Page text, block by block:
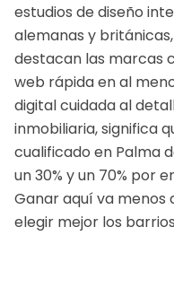
estudios de diseño
alemanas y
destacan las marcas
web rápida en al
digital cuidada al
inmobiliaria, significa
cualificado en Palma
un 30% y un 70% por
Ganar aquí va menos
elegir mejor los